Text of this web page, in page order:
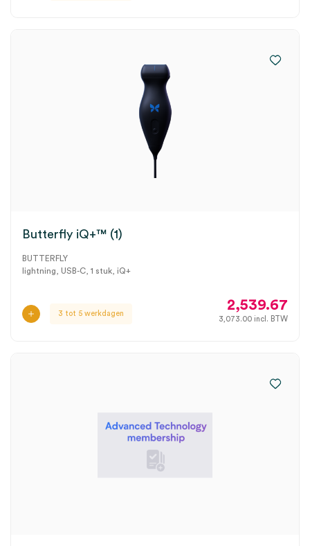
Butterfly iQ+™ (1)
BUTTERFLY
lightning, USB-C, 1 stuk, iQ+
3 tot 5 werkdagen
2,539.67
3,073.00 incl. BTW